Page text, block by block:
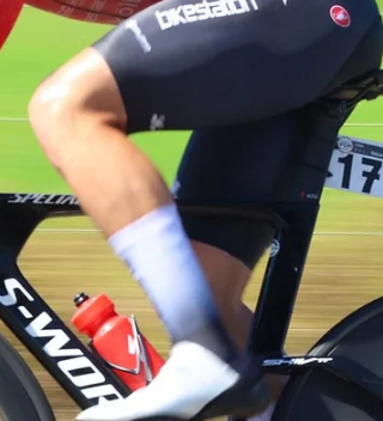
organización impecable. La hegemonía
costarricense volvió a marcar la